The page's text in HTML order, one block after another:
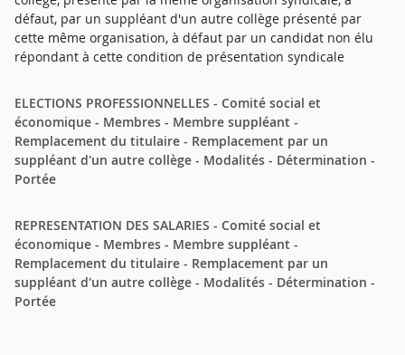
défaut, par un suppléant d'un autre collège présenté par
cette même organisation, à défaut par un candidat non élu
répondant à cette condition de présentation syndicale
ELECTIONS PROFESSIONNELLES - Comité social et
économique - Membres - Membre suppléant -
Remplacement du titulaire - Remplacement par un
suppléant d'un autre collège - Modalités - Détermination -
Portée
REPRESENTATION DES SALARIES - Comité social et
économique - Membres - Membre suppléant -
Remplacement du titulaire - Remplacement par un
suppléant d'un autre collège - Modalités - Détermination -
Portée